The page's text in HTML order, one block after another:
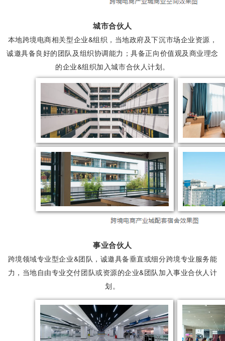
城市合伙人
本地跨境电商相关型企业&组织，当地政府及下沉市场企业资源，
诚邀具备良好的团队及组织协调能力；具备正向价值观及商业理念
的企业&组织加入城市合伙人计划。
事业合伙人
跨境领域专业型企业&团队，诚邀具备垂直或细分跨境专业服务能
力，当地自由专业交付团队或资源的企业&团队 加入事业合伙人计
划。